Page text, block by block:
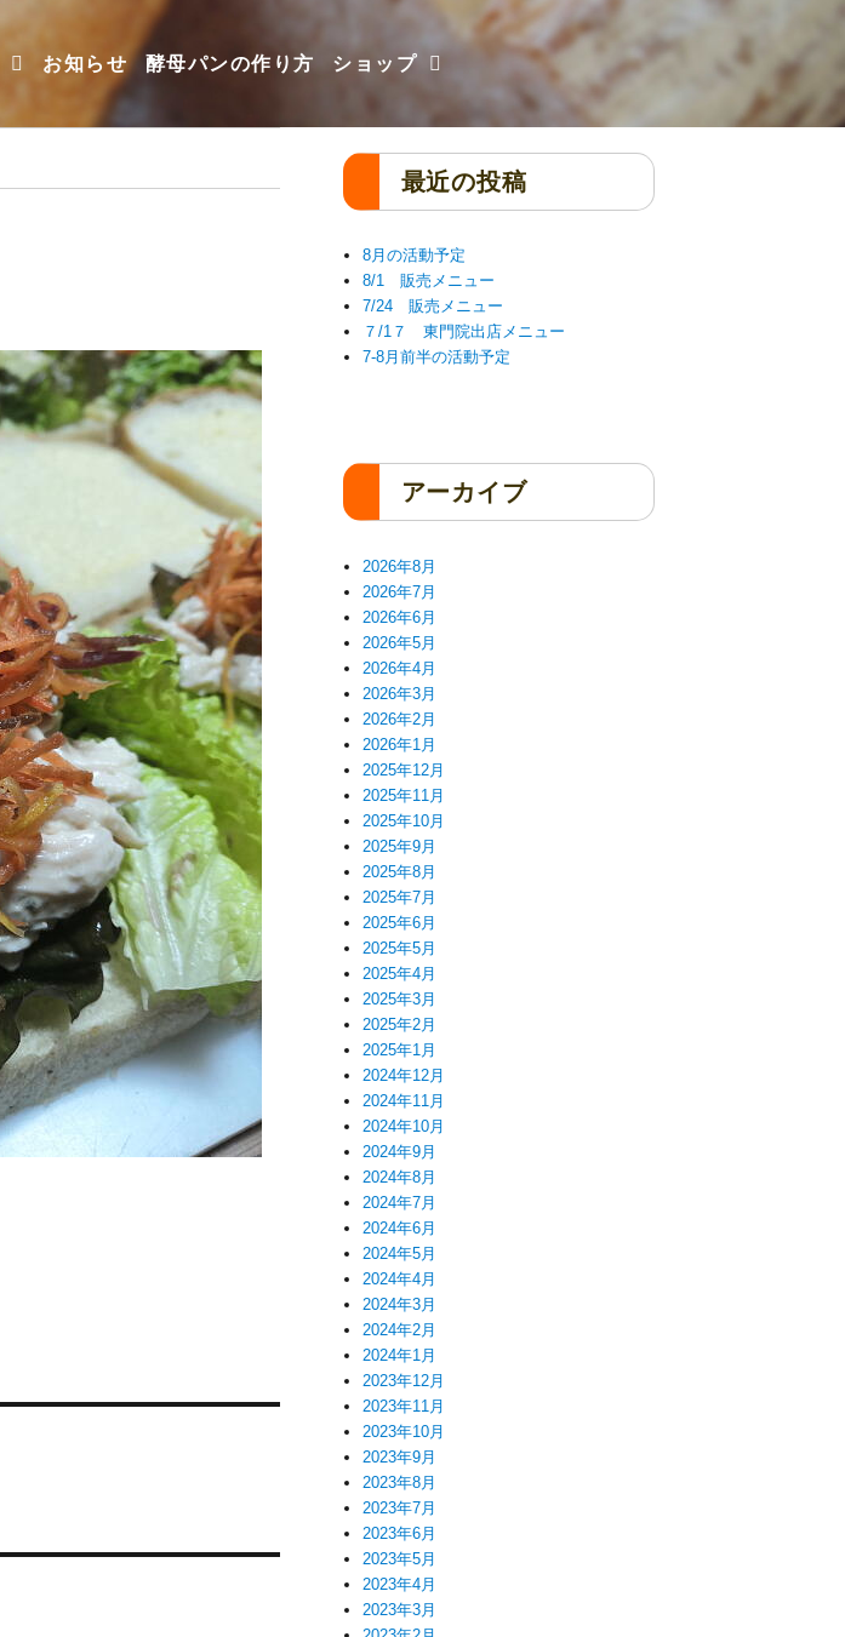
お知らせ 酵母パンの作り方 ショップ
最近の投稿
8月の活動予定
8/1 販売メニュー
7/24 販売メニュー
７/1７ 東門院出店メニュー
7-8月前半の活動予定
アーカイブ
2026年8月
2026年7月
2026年6月
2026年5月
2026年4月
2026年3月
2026年2月
2026年1月
2025年12月
2025年11月
2025年10月
2025年9月
2025年8月
2025年7月
2025年6月
2025年5月
2025年4月
2025年3月
2025年2月
2025年1月
2024年12月
2024年11月
2024年10月
2024年9月
2024年8月
2024年7月
2024年6月
2024年5月
2024年4月
2024年3月
2024年2月
2024年1月
2023年12月
2023年11月
2023年10月
2023年9月
2023年8月
2023年7月
2023年6月
2023年5月
2023年4月
2023年3月